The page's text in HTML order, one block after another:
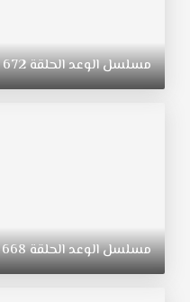
مسلسلالوعدالحلقة672
مسلسلالوعدالحلقة668